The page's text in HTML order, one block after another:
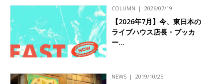
COLUMN 2026/07/19
【2026年7月】今、東日本の
ライブハウス店長・ブッカ
ー…
NEWS 2019/10/25